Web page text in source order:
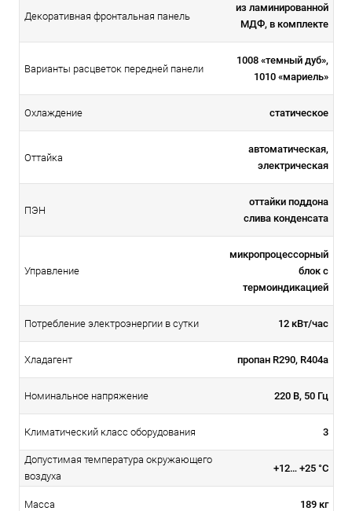
Декоративная фронтальная панель
из ламинированной
МДФ, в комплекте
Варианты расцветок передней панели
1008 «темный дуб»,
1010 «мариель»
Охлаждение статическое
Оттайка
автоматическая,
электрическая
ПЭН
оттайки поддона
слива конденсата
Управление
микропроцессорный
блок с
термоиндикацией
Потребление электроэнергии в сутки 12 кВт/час
Хладагент пропан R290, R404a
Номинальное напряжение 220 В, 50 Гц
Климатический класс оборудования 3
Допустимая температура окружающего
воздуха
+12… +25 °С
Масса 189 кг